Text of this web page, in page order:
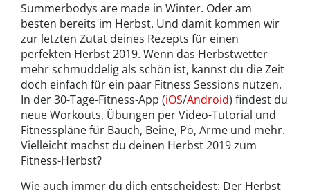
Summerbodys are made in Winter. Oder am
besten bereits im Herbst. Und damit kommen wir
zur letzten Zutat deines Rezepts für einen
perfekten Herbst 2019. Wenn das Herbstwetter
mehr schmuddelig als schön ist, kannst du die Zeit
doch einfach für ein paar Fitness Sessions nutzen.
In der 30-Tage-Fitness-App (iOS/Android) findest du
neue Workouts, Übungen per Video-Tutorial und
Fitnesspläne für Bauch, Beine, Po, Arme und mehr.
Vielleicht machst du deinen Herbst 2019 zum
Fitness-Herbst?
Wie auch immer du dich entscheidest: Der Herbst